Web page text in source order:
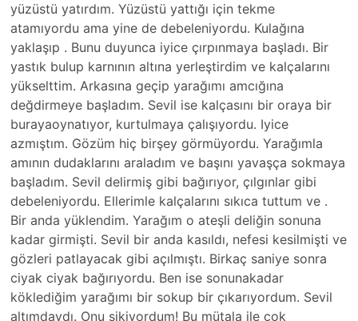
yüzüstü yatırdım. Yüzüstü yattığı için tekme
atamıyordu ama yine de debeleniyordu. Kulağına
yaklaşıp . Bunu duyunca iyice çırpınmaya başladı. Bir
yastık bulup karnının altına yerleştirdim ve kalçalarını
yükselttim. Arkasına geçip yarağımı amcığına
değdirmeye başladım. Sevil ise kalçasını bir oraya bir
burayaoynatıyor, kurtulmaya çalışıyordu. Iyice
azmıştım. Gözüm hiç birşey görmüyordu. Yarağımla
amının dudaklarını araladım ve başını yavaşça sokmaya
başladım. Sevil delirmiş gibi bağırıyor, çılgınlar gibi
debeleniyordu. Ellerimle kalçalarını sıkıca tuttum ve .
Bir anda yüklendim. Yarağım o ateşli deliğin sonuna
kadar girmişti. Sevil bir anda kasıldı, nefesi kesilmişti ve
gözleri patlayacak gibi açılmıştı. Birkaç saniye sonra
ciyak ciyak bağırıyordu. Ben ise sonunakadar
köklediğim yarağımı bir sokup bir çıkarıyordum. Sevil
altımdaydı. Onu sikiyordum! Bu mütala ile çok